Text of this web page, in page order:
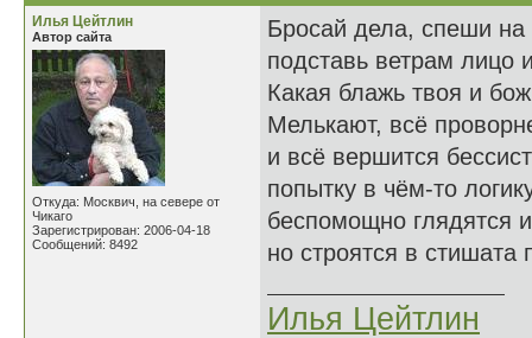
Илья Цейтлин
Автор сайта
Откуда: Москвич, на севере от
Чикаго
Зарегистрирован: 2006-04-18
Сообщений: 8492
Бросай дела, спеши
подставь ветрам лицо
Какая блажь твоя и
Мелькают, всё
и всё вершится
попытку в чём-то
беспомощно глядятся
но строятся в стишата
Илья Цейтлин